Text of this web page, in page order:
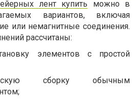
лент купить можно в
вариантов, включая
или немагнитные соединения.
рассчитаны:
элементов с простой
сборку обычным